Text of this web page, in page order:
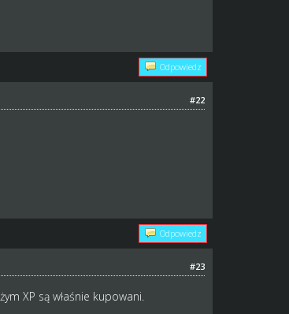
Odpowiedz
#22
Odpowiedz
#23
XP są właśnie kupowani.